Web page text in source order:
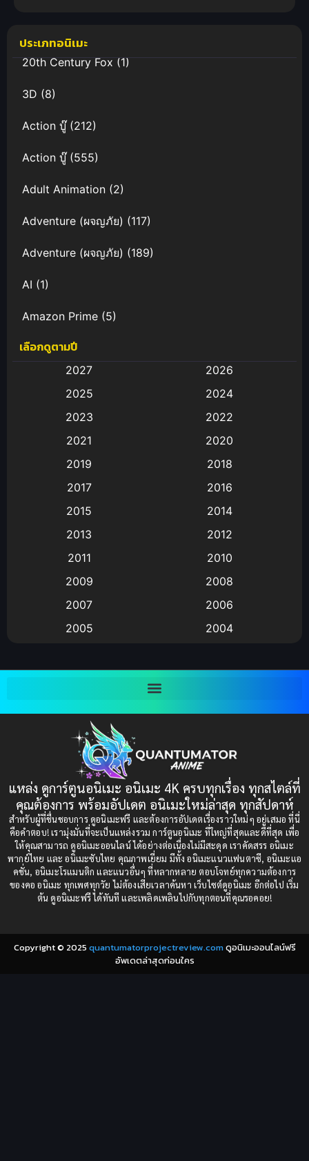
ประเภทอนิเมะ
20th Century Fox(1)
3D (8)
Action บู๊(212)
Action บู๊(555)
Adult Animation (2)
Adventure (ผจญภัย) (117)
Adventure (ผจญภัย) (189)
AI (1)
Amazon Prime (5)
Anal (ประตูหลัง)
Animation การ์ตูน
Animation อนิเมะ
Animation แอนิเมชัน
(9)
Big tits (นมใหญ่)
Bitch (ผู้หญิงร่าน)
Bondage (ทาส)(1)
(1)
Censored (เซ็นเซอร์)(19)
Comedy (ตลก)(85)
Comedy (ตลก)(235)
Comic Book การ์ตูน(1)
Coming-of-Age ก้าวผ่านวัย(6)
เลือกดูตามปี
2027
2026
2025
2024
2023
2022
2021
2020
2019
2018
2017
2016
2015
2014
2013
2012
2011
2010
2009
2008
2007
2006
2005
2004
2001
2000
1997
1993
1991
1989
1988
1987
1985
1984
1983
1982
1981
1980
1979
แหล่ง ดูการ์ตูนอนิเมะ อนิเมะ 4K ครบทุกเรื่อง ทุกสไตล์ที่
คุณต้องการ พร้อมอัปเดต อนิเมะใหม่ล่าสุด ทุกสัปดาห์
สำหรับผู้ที่ชื่นชอบการ ดูอนิเมะฟรี และต้องการอัปเดตเรื่องราวใหม่ๆ อยู่เสมอ ที่นี่
คือคำตอบ! เรามุ่งมั่นที่จะเป็นแหล่งรวม การ์ตูนอนิเมะ ที่ใหญ่ที่สุดและดีที่สุด เพื่อ
ให้คุณสามารถ ดูอนิเมะออนไลน์ ได้อย่างต่อเนื่องไม่มีสะดุด เราคัดสรร อนิเมะ
พากย์ไทย และ อนิเมะซับไทย คุณภาพเยี่ยม มีทั้ง อนิเมะแนวแฟนตาซี, อนิเมะแอ
คชั่น, อนิเมะโรแมนติก และแนวอื่นๆ ที่หลากหลาย ตอบโจทย์ทุกความต้องการ
ของคอ อนิเมะ ทุกเพศทุกวัย ไม่ต้องเสียเวลาค้นหา เว็บไซต์ดูอนิเมะ อีกต่อไป เริ่ม
ต้น ดูอนิเมะฟรี ได้ทันที และเพลิดเพลินไปกับทุกตอนที่คุณรอคอย!
Copyright © 2025 quantumatorprojectreview.comดูอนิเมะออนไลน์ฟรี
อัพเดตล่าสุดก่อนใคร